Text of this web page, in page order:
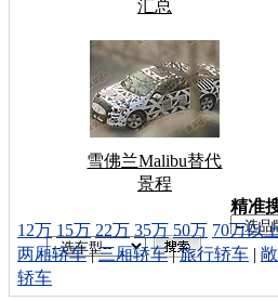
汇总
雪佛兰Malibu替代
景程
车型搜
精准
12万 15万 22万 35万 50万 70万以
两厢轿车|三厢轿车|旅行轿车 |
轿车